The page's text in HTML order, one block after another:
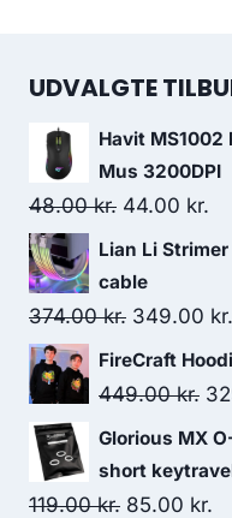
UDVALGTE
Havit MS1002
Mus 3200DPI
48.00kr. Original
price
was:
48.00 kr..
44.00 kr.
Lian Li
cable
374.00kr. Original
price
was:
349.00 kr.
FireCraft
449.00kr.
Glorious MX
short
119.00kr. Original
85.00 kr.